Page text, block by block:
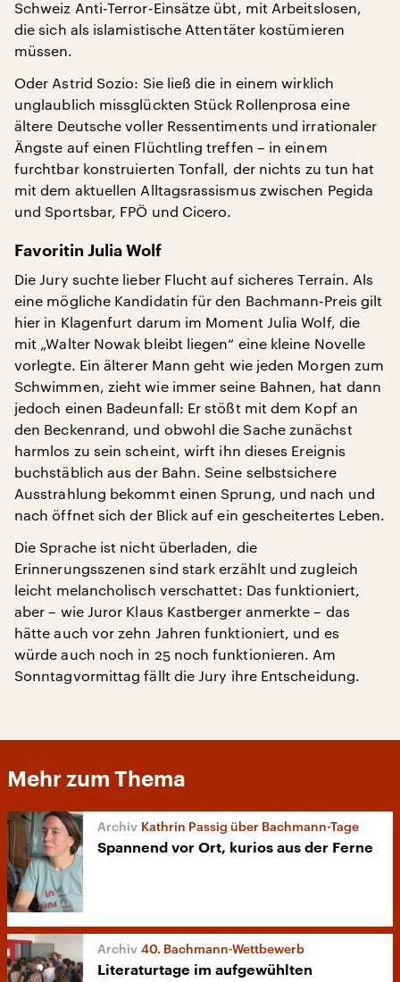
Schweiz Anti-Terror-Einsätze übt, mit Arbeitslosen,
die sich als islamistische Attentäter kostümieren
müssen.
Oder Astrid Sozio: Sie ließ die in einem wirklich
unglaublich missglückten Stück Rollenprosa eine
ältere Deutsche voller Ressentiments und irrationaler
Ängste auf einen Flüchtling treffen – in einem
furchtbar konstruierten Tonfall, der nichts zu tun hat
mit dem aktuellen Alltagsrassismus zwischen Pegida
und Sportsbar, FPÖ und Cicero.
Favoritin Julia Wolf
Die Jury suchte lieber Flucht auf sicheres Terrain. Als
eine mögliche Kandidatin für den Bachmann-Preis gilt
hier in Klagenfurt darum im Moment Julia Wolf, die
mit „Walter Nowak bleibt liegen“ eine kleine Novelle
vorlegte. Ein älterer Mann geht wie jeden Morgen zum
Schwimmen, zieht wie immer seine Bahnen, hat dann
jedoch einen Badeunfall: Er stößt mit dem Kopf an
den Beckenrand, und obwohl die Sache zunächst
harmlos zu sein scheint, wirft ihn dieses Ereignis
buchstäblich aus der Bahn. Seine selbstsichere
Ausstrahlung bekommt einen Sprung, und nach und
nach öffnet sich der Blick auf ein gescheitertes Leben.
Die Sprache ist nicht überladen, die
Erinnerungsszenen sind stark erzählt und zugleich
leicht melancholisch verschattet: Das funktioniert,
aber – wie Juror Klaus Kastberger anmerkte – das
hätte auch vor zehn Jahren funktioniert, und es
würde auch noch in 25 noch funktionieren. Am
Sonntagvormittag fällt die Jury ihre Entscheidung.
Mehr zum Thema
Kathrin Passig über Bachmann-Tage
Spannend vor Ort, kurios aus der Ferne
40. Bachmann-Wettbewerb
Literaturtage im aufgewühlten